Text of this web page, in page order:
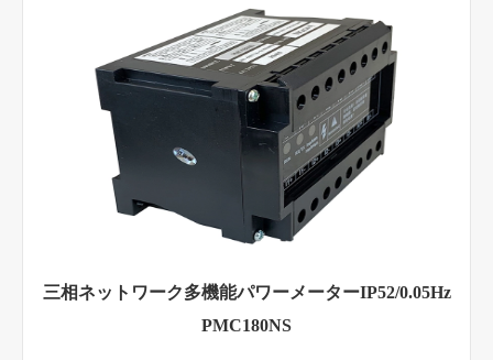
三相ネットワーク多機能パワーメーターIP52/0.05Hz
PMC180NS